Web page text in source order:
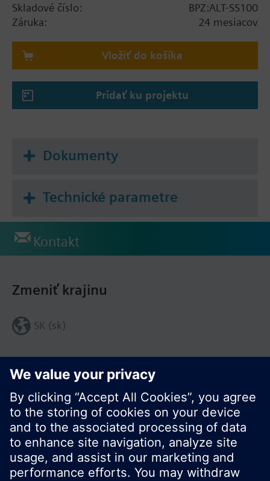
Skladové číslo:
BPZ:ALT-SS100
Záruka:
24 mesiacov
Vložiť do košíka
Pridať ku projektu
Dokumenty
Technické parametre
Kontakt
Zdieľať túto stránku:
Zmeniť krajinu
SK (sk)